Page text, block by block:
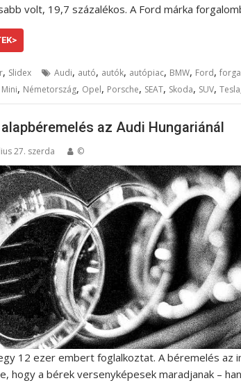
volt, 19,7 százalékos. A Ford márka
, Slidex Audi, autó, autók, autópiac, BMW, Ford,
Mini, Németország, Opel, Porsche, SEAT, Skoda, SUV, Tesla
az Audi Hungariánál
27. szerda ©
12 ezer embert foglalkoztat. A béremelés az
hogy a bérek versenyképesek maradjanak –